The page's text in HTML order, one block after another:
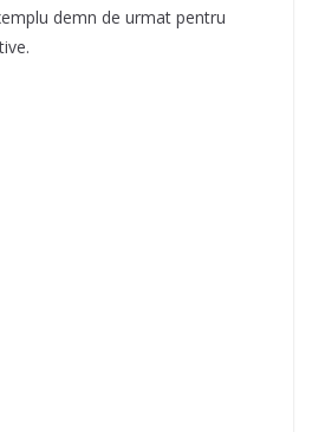
demn de urmat pentru